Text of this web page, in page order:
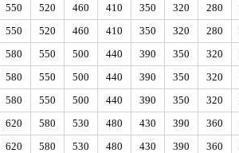
550 520 460 410 350 320 280
550 520 460 410 350 320 280
580 550 500 440 390 350 320
580 550 500 440 390 350 320
580 550 500 440 390 350 320
620 580 530 480 430 390 360
620 580 530 480 430 390 360